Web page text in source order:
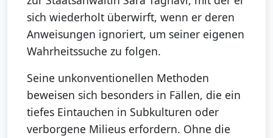
sich wiederholt überwirft, wenn er deren
Anweisungen ignoriert, um seiner eigenen
Wahrheitssuche zu folgen.
Seine unkonventionellen Methoden
beweisen sich besonders in Fällen, die ein
tiefes Eintauchen in Subkulturen oder
verborgene Milieus erfordern. Ohne die